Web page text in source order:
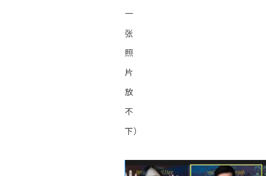
一
张
照
片
放
不
下）